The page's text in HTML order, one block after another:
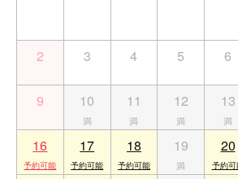
2 3 4 5 6
9 10 11 12 13
16 17 18 19 20